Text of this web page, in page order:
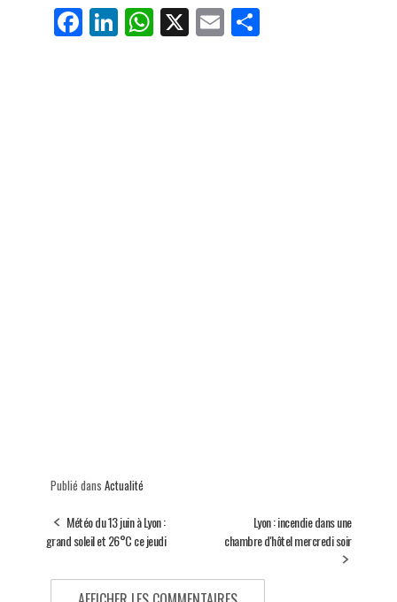
Fa
ce
Li
nk
W
ha
X E
m
Pa
Publié dans Actualité
Météo du 13 juin à Lyon :
grand soleil et 26°C ce jeudi
Lyon : incendie dans une
chambre d'hôtel mercredi soir